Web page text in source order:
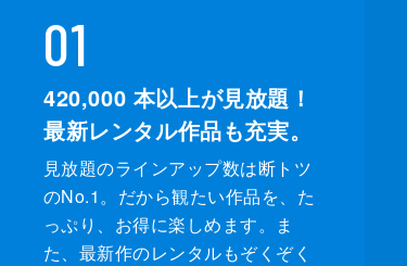
01
420,000 本以上が見放題！
最新レンタル作品も充実。
見放題のラインアップ数は断トツ
のNo.1。だから観たい作品を、た
っぷり、お得に楽しめます。ま
た、最新作のレンタルもぞくぞく